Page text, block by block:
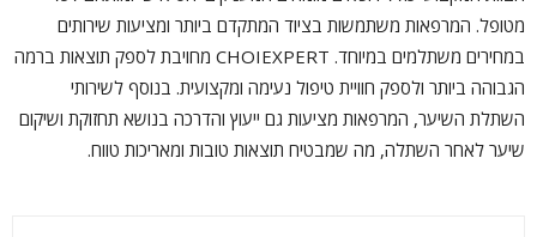
מטופל. המרפאות משתמשות בציוד המתקדם ביותר ומציעות שירותים
במחירים משתלמים במיוחד. CHOIEXPERT מחויבת לספק תוצאות ברמה
הגבוהה ביותר ולספק חוויית טיפול נעימה ומקצועית. בנוסף לשירותי
השתלת השיער, המרפאות מציעות גם ייעוץ והדרכה בנושא תחזוקת ושיקום
שיער לאחר השתלה, מה שמבטיח תוצאות טובות ומאריכות טווח.